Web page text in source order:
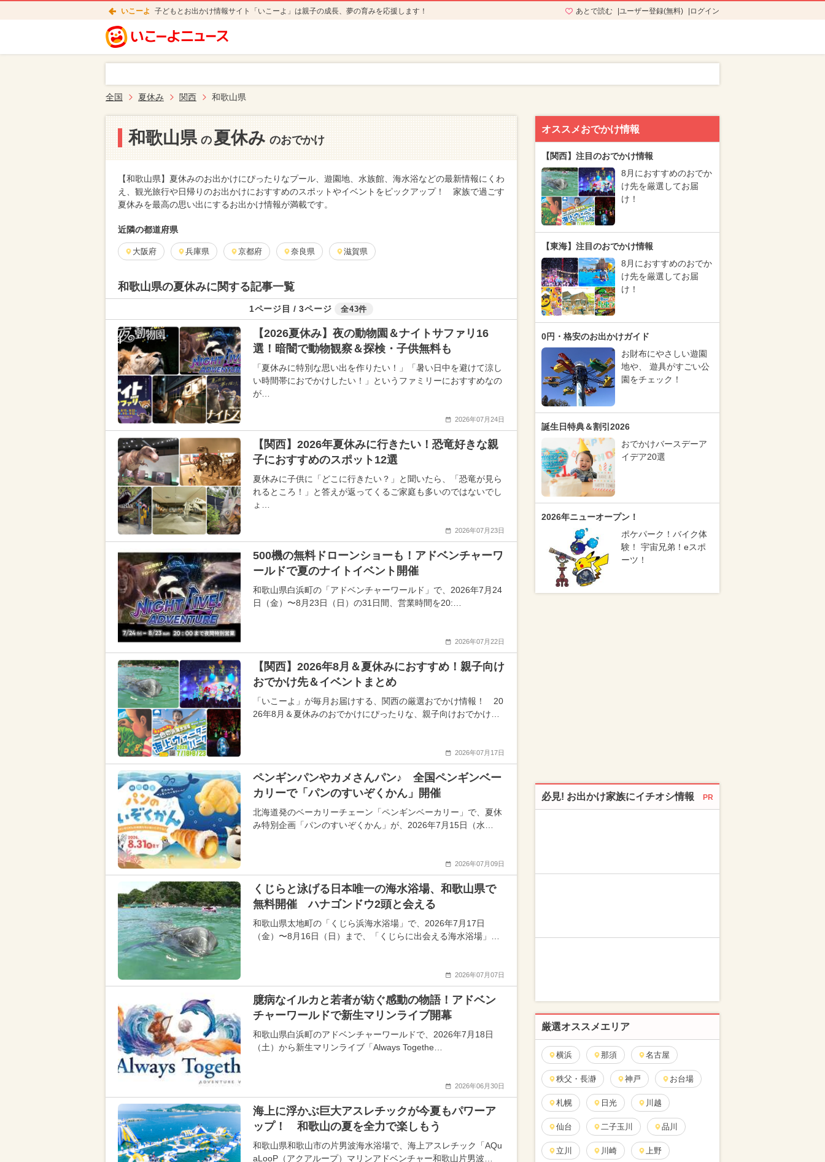
いこーよ 子どもとお出かけ情報サイト「いこーよ」は親子の成長、夢の育みを応援します！ あとで読む ユーザー登録(無料) ログイン
全国 夏休み 関西 和歌山県
和歌山県 の 夏休み のおでかけ
【和歌山県】夏休みのお出かけにぴったりなプール、遊園地、水族館、海水浴などの最新情報にくわ
え、観光旅行や日帰りのお出かけにおすすめのスポットやイベントをピックアップ！ 家族で過ごす
夏休みを最高の思い出にするお出かけ情報が満載です。
近隣の都道府県
大阪府 兵庫県 京都府 奈良県 滋賀県
和歌山県の夏休みに関する記事一覧
1ページ目 / 3ページ 全43件
【2026夏休み】夜の動物園＆ナイトサファリ16
選！暗闇で動物観察＆探検・子供無料も
「夏休みに特別な思い出を作りたい！」「暑い日中を避けて涼し
い時間帯におでかけしたい！」というファミリーにおすすめなの
が…
2026年07月24日
【関西】2026年夏休みに行きたい！恐竜好きな親
子におすすめのスポット12選
夏休みに子供に「どこに行きたい？」と聞いたら、「恐竜が見ら
れるところ！」と答えが返ってくるご家庭も多いのではないでし
ょ…
2026年07月23日
500機の無料ドローンショーも！アドベンチャーワ
ールドで夏のナイトイベント開催
和歌山県白浜町の「アドベンチャーワールド」で、2026年7月24
日（金）〜8月23日（日）の31日間、営業時間を20:…
2026年07月22日
【関西】2026年8月＆夏休みにおすすめ！親子向け
おでかけ先＆イベントまとめ
「いこーよ」が毎月お届けする、関西の厳選おでかけ情報！ 20
26年8月＆夏休みのおでかけにぴったりな、親子向けおでかけ…
2026年07月17日
ペンギンパンやカメさんパン♪ 全国ペンギンベー
カリーで「パンのすいぞくかん」開催
北海道発のベーカリーチェーン「ペンギンベーカリー」で、夏休
み特別企画「パンのすいぞくかん」が、2026年7月15日（水…
2026年07月09日
くじらと泳げる日本唯一の海水浴場、和歌山県で
無料開催 ハナゴンドウ2頭と会える
和歌山県太地町の「くじら浜海水浴場」で、2026年7月17日
（金）〜8月16日（日）まで、「くじらに出会える海水浴場」…
2026年07月07日
臆病なイルカと若者が紡ぐ感動の物語！アドベン
チャーワールドで新生マリンライブ開幕
和歌山県白浜町のアドベンチャーワールドで、2026年7月18日
（土）から新生マリンライブ「Always Togethe…
2026年06月30日
海上に浮かぶ巨大アスレチックが今夏もパワーア
ップ！ 和歌山の夏を全力で楽しもう
和歌山県和歌山市の片男波海水浴場で、海上アスレチック「AQu
aLooP（アクアループ）マリンアドベンチャー和歌山片男波…
オススメおでかけ情報
【関西】注目のおでかけ情報
8月におすすめのおでか
け先を厳選してお届
け！
【東海】注目のおでかけ情報
8月におすすめのおでか
け先を厳選してお届
け！
0円・格安のお出かけガイド
お財布にやさしい遊園
地や、 遊具がすごい公
園をチェック！
誕生日特典＆割引2026
おでかけバースデーア
イデア20選
2026年ニューオープン！
ポケパーク！バイク体
験！ 宇宙兄弟！eスポ
ーツ！
必見! お出かけ家族にイチオシ情報 PR
厳選オススメエリア
横浜 那須 名古屋
秩父・長瀞 神戸 お台場
札幌 日光 川越
仙台 二子玉川 品川
立川 川崎 上野